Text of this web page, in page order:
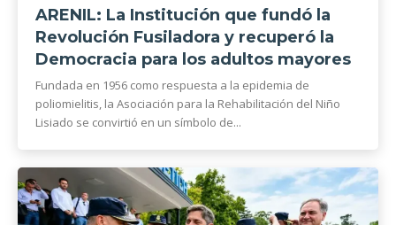
ARENIL: La Institución que fundó la
Revolución Fusiladora y recuperó la
Democracia para los adultos mayores
Fundada en 1956 como respuesta a la epidemia de
poliomielitis, la Asociación para la Rehabilitación del Niño
Lisiado se convirtió en un símbolo de...